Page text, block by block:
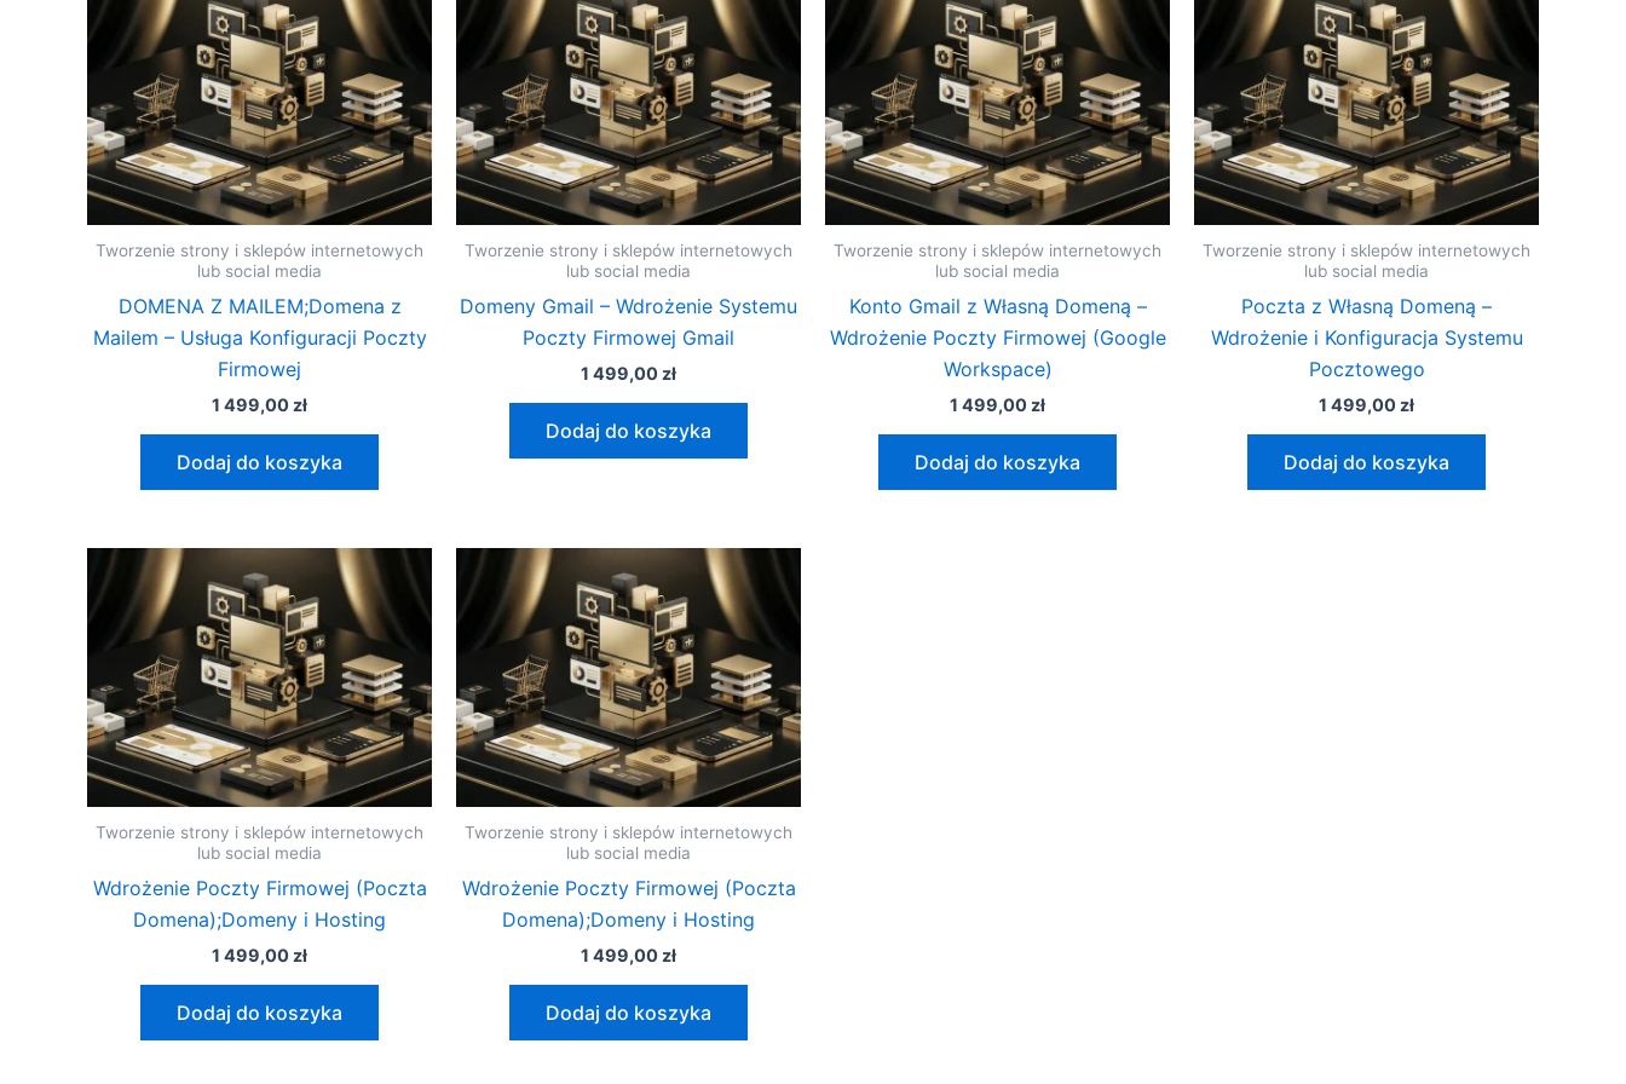
Tworzenie strony i sklepów internetowych
lub social media
DOMENA Z MAILEM;Domena z
Mailem – Usługa Konfiguracji Poczty
Firmowej
1 499,00 zł
Dodaj do koszyka
Tworzenie strony i sklepów internetowych
lub social media
Domeny Gmail – Wdrożenie Systemu
Poczty Firmowej Gmail
1 499,00 zł
Dodaj do koszyka
Tworzenie strony i sklepów internetowych
lub social media
Konto Gmail z Własną Domeną –
Wdrożenie Poczty Firmowej (Google
Workspace)
1 499,00 zł
Dodaj do koszyka
Tworzenie strony i sklepów internetowych
lub social media
Poczta z Własną Domeną –
Wdrożenie i Konfiguracja Systemu
Pocztowego
1 499,00 zł
Dodaj do koszyka
Tworzenie strony i sklepów internetowych
lub social media
Wdrożenie Poczty Firmowej (Poczta
Domena);Domeny i Hosting
1 499,00 zł
Dodaj do koszyka
Tworzenie strony i sklepów internetowych
lub social media
Wdrożenie Poczty Firmowej (Poczta
Domena);Domeny i Hosting
1 499,00 zł
Dodaj do koszyka